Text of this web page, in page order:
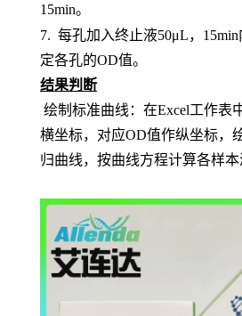
15min。
7. 每孔加入终止液50μL，
定各孔的OD值。
结果判断
绘制标准曲线：在Excel工作表
横坐标，对应OD值作纵坐标，
归曲线，按曲线方程计算各样本